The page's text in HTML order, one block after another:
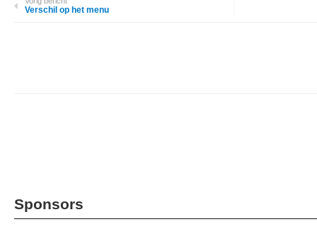
Verschil op het menu
Sponsors